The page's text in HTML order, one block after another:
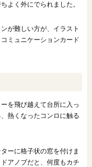
よく外にでられました。
が難しい方が、イラスト
ミュニケーションカード
を飛び越えて台所に入っ
熱くなったコンロに触る
ーに格子状の窓を付けま
アノブだと、何度もカチ